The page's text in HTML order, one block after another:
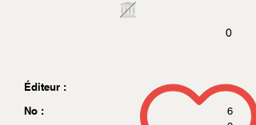
0
Éditeur :
No :
6